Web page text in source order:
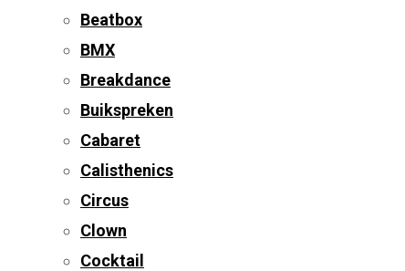
Beatbox
BMX
Breakdance
Buikspreken
Cabaret
Calisthenics
Circus
Clown
Cocktail